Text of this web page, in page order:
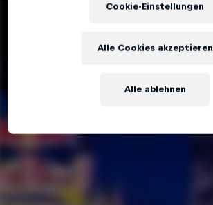
Cookie-Einstellungen
Alle ablehnen
Alle Cookies akzeptieren